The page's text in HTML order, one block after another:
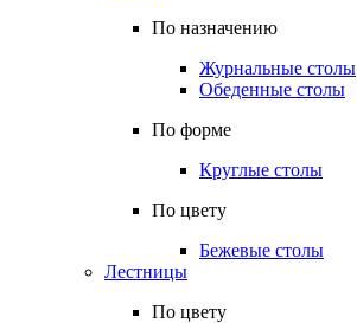
По назначению
Журнальные столы
Обеденные столы
По форме
Круглые столы
По цвету
Бежевые столы
Лестницы
По цвету